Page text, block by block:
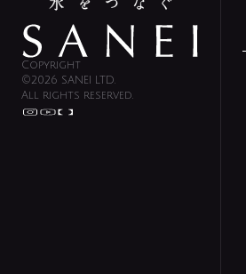
Copyright
©2026 SANEI LTD.
All rights reserved.